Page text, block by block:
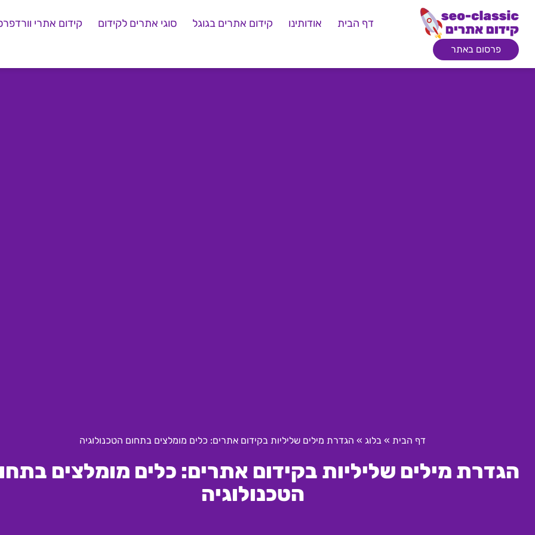
דף הבית אודותינו קידום אתרים בגוגל סוגי אתרים לקידום קידום אתרי
פרסום באתר
דף הבית » בלוג » הגדרת מילים שליליות בקידום אתרים: כלים מומלצים בתחום הטכנולוגיה
הגדרת מילים שליליות בקידום אתרים: כלים מומלצים
הטכנולוגיה